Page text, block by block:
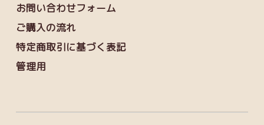
お問い合わせフォーム
ご購入の流れ
特定商取引に基づく表記
管理用